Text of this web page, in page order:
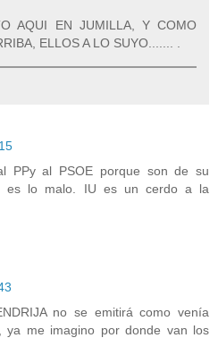
AQUI EN JUMILLA, Y COMO
ELLOS A LO SUYO....... .
PPy al PSOE porque son de su
es lo malo. IU es un cerdo a la
no se emitirá como venía
ya me imagino por donde van los